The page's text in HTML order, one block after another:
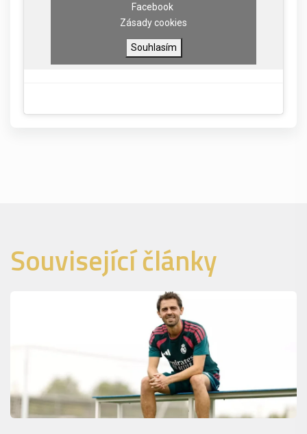
Facebook
Zásady cookies
Souhlasím
Související články